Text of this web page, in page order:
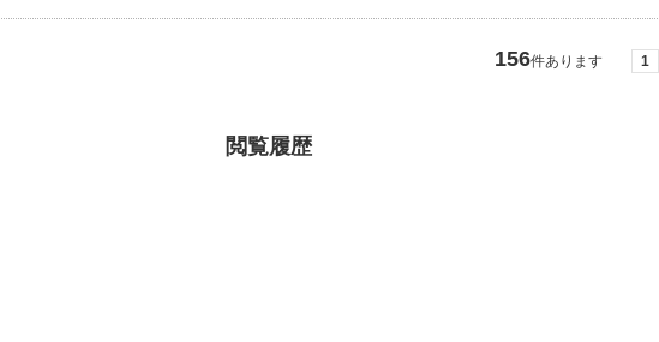
156件あります 1
閲覧履歴